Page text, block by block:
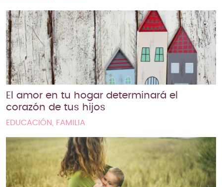
El amor en tu hogar determinará el
corazón de tus hijos
EDUCACIÓN, FAMILIA